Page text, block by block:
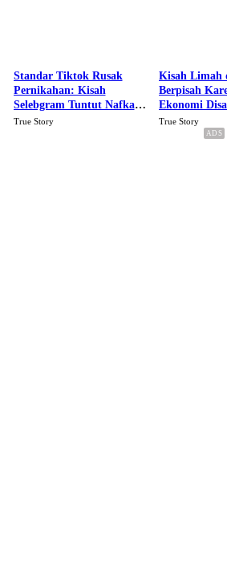
Standar Tiktok Rusak
Pernikahan: Kisah
Selebgram Tuntut Nafkah
Rp.15 Juta Perbulan
True Story
Kisah Limah
Berpisah
Ekonomi
Karena Cinta
True Story